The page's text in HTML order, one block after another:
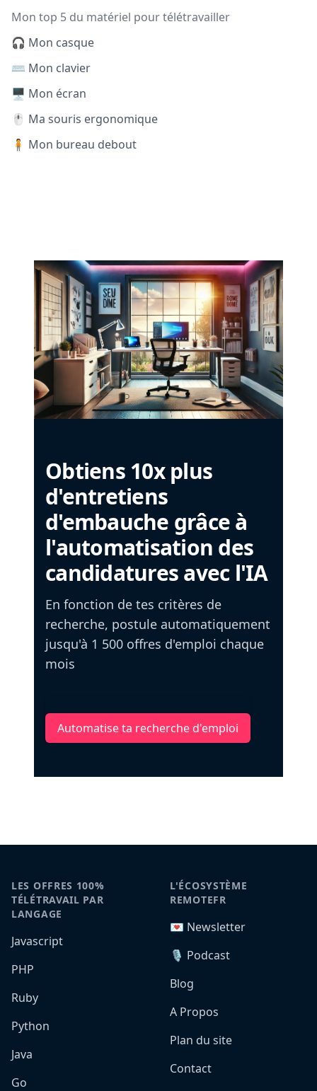
Mon top 5 du matériel pour télétravailler
🎧 Mon casque
⌨️ Mon clavier
🖥️ Mon écran
🖱️ Ma souris ergonomique
🧍 Mon bureau debout
Obtiens 10x plus
d'entretiens
d'embauche grâce à
l'automatisation des
candidatures avec l'IA
En fonction de tes critères de
recherche, postule automatiquement
jusqu'à 1 500 offres d'emploi chaque
mois
Automatise ta recherche d'emploi
LES OFFRES 100%
TÉLÉTRAVAIL PAR
LANGAGE
Javascript
PHP
Ruby
Python
Java
Go
L'ÉCOSYSTÈME
REMOTEFR
💌 Newsletter
🎙️ Podcast
Blog
A Propos
Plan du site
Contact